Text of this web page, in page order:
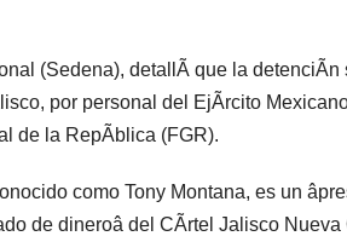
(Sedena), detallÃ que la detenciÃn
por personal del EjÃrcito
de la RepÃblica (FGR).
como Tony Montana, es un
de dineroâ del CÃrtel Jalisco Nueva